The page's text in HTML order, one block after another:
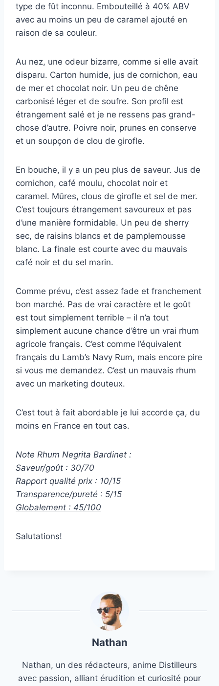
type de fût inconnu. Embouteillé à 40% ABV
avec au moins un peu de caramel ajouté en
raison de sa couleur.
Au nez, une odeur bizarre, comme si elle avait
disparu. Carton humide, jus de cornichon, eau
de mer et chocolat noir. Un peu de chêne
carbonisé léger et de soufre. Son profil est
étrangement salé et je ne ressens pas grand-
chose d’autre. Poivre noir, prunes en conserve
et un soupçon de clou de girofle.
En bouche, il y a un peu plus de saveur. Jus de
cornichon, café moulu, chocolat noir et
caramel. Mûres, clous de girofle et sel de mer.
C’est toujours étrangement savoureux et pas
d’une manière formidable. Un peu de sherry
sec, de raisins blancs et de pamplemousse
blanc. La finale est courte avec du mauvais
café noir et du sel marin.
Comme prévu, c’est assez fade et franchement
bon marché. Pas de vrai caractère et le goût
est tout simplement terrible – il n’a tout
simplement aucune chance d’être un vrai rhum
agricole français. C’est comme l’équivalent
français du Lamb’s Navy Rum, mais encore pire
si vous me demandez. C’est un mauvais rhum
avec un marketing douteux.
C’est tout à fait abordable je lui accorde ça, du
moins en France en tout cas.
Note Rhum Negrita Bardinet :
Saveur/goût : 30/70
Rapport qualité prix : 10/15
Transparence/pureté : 5/15
Globalement : 45/100
Salutations!
Nathan
Nathan, un des rédacteurs, anime Distilleurs
avec passion, alliant érudition et curiosité pour